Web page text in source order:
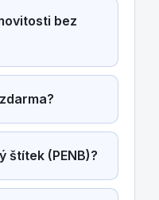
bez
štítek (PENB)?